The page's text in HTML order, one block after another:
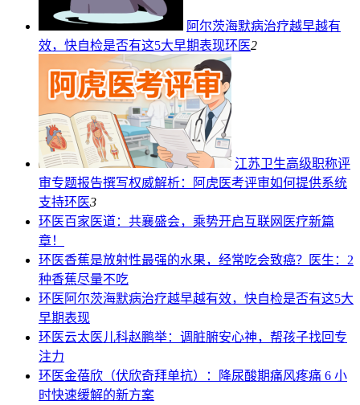
阿尔茨海默病治疗越早越有
效，快自检是否有这5大早期表现环医2
江苏卫生高级职称评
审专题报告撰写权威解析：阿虎医考评审如何提供系统
支持环医3
环医百家医道：共襄盛会，乘势开启互联网医疗新篇
章！
环医香蕉是放射性最强的水果，经常吃会致癌？医生：2
种香蕉尽量不吃
环医 阿尔茨海默病治疗越早越有效，快自检是否有这5大
早期表现
环医云太医儿科赵鹏举：调脏腑安心神，帮孩子找回专
注力
环医金蓓欣（伏欣奇拜单抗）：降尿酸期痛风疼痛 6 小
时快速缓解的新方案